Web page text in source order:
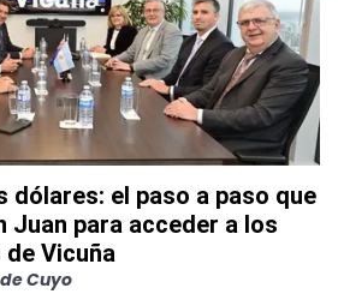
dólares: el paso a paso que
Juan para acceder a los
de Vicuña
Cuyo